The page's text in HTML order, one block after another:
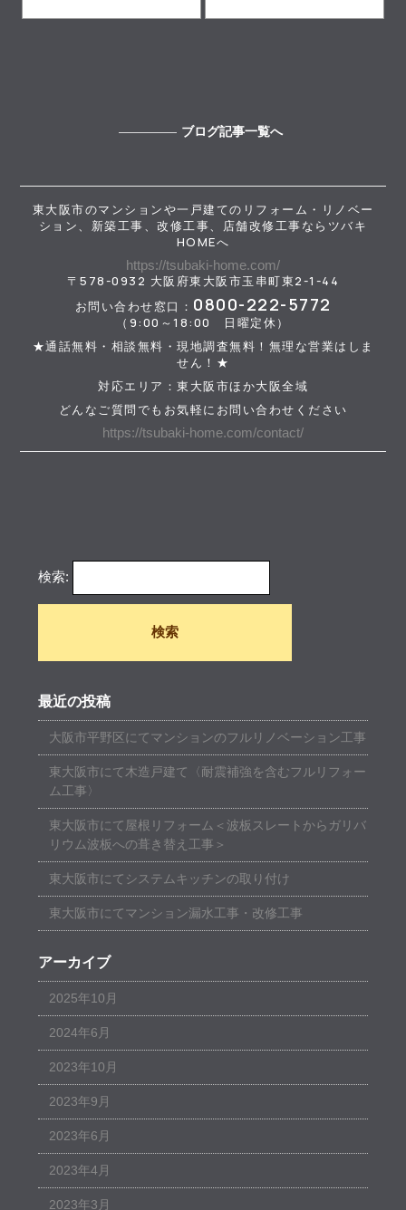
ブログ記事一覧へ
東大阪市のマンションや一戸建てのリフォーム・リノベー
ション、新築工事、改修工事、店舗改修工事ならツバキ
HOMEへ
https://tsubaki-home.com/
〒578-0932 大阪府東大阪市玉串町東2-1-44
お問い合わせ窓口： 0800-222-5772
（9:00～18:00 日曜定休）
★通話無料・相談無料・現地調査無料！無理な営業はしま
せん！★
対応エリア：東大阪市ほか大阪全域
どんなご質問でもお気軽にお問い合わせください
https://tsubaki-home.com/contact/
検索:
最近の投稿
大阪市平野区にてマンションのフルリノベーション工事
東大阪市にて木造戸建て〈耐震補強を含むフルリフォー
ム工事〉
東大阪市にて屋根リフォーム＜波板スレートからガリバ
リウム波板への葺き替え工事＞
東大阪市にてシステムキッチンの取り付け
東大阪市にてマンション漏水工事・改修工事
アーカイブ
2025年10月
2024年6月
2023年10月
2023年9月
2023年6月
2023年4月
2023年3月